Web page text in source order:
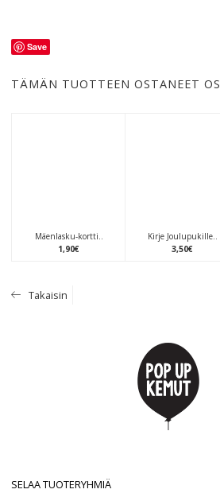
Save
TÄMÄN TUOTTEEN OSTANEET
Mäenlasku-kortti..
1,90€
Kirje Joulupukille..
3,50€
Takaisin
SELAA TUOTERYHMIÄ